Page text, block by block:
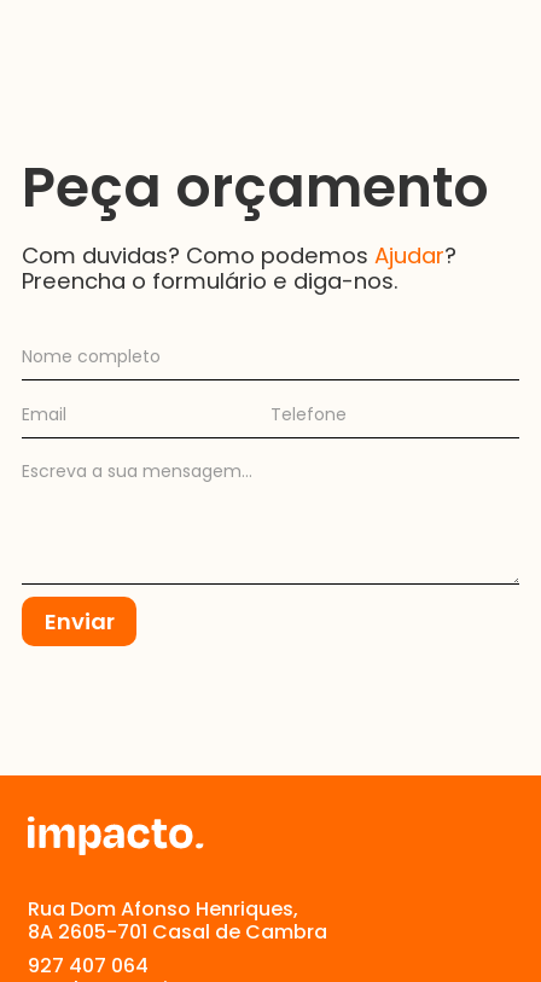
Peça orçamento
Com duvidas? Como podemosAjudar?
Preencha o formulário e diga-nos.
Rua Dom Afonso Henriques,
8A 2605-701 Casal de Cambra
927 407 064